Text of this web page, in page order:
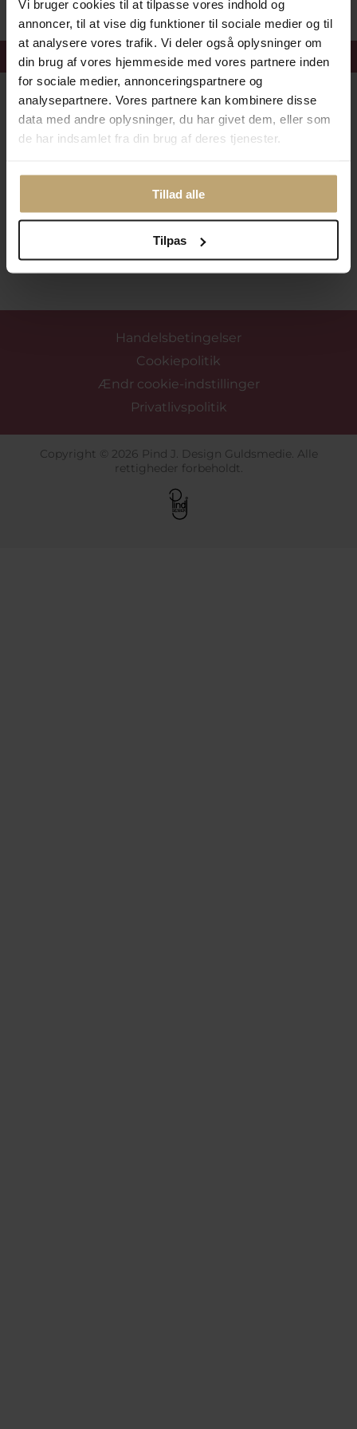
Vi bruger cookies til at tilpasse vores indhold og
annoncer, til at vise dig funktioner til sociale medier og til
at analysere vores trafik. Vi deler også oplysninger om
din brug af vores hjemmeside med vores partnere inden
for sociale medier, annonceringspartnere og
analysepartnere. Vores partnere kan kombinere disse
data med andre oplysninger, du har givet dem, eller som
de har indsamlet fra din brug af deres tjenester.
Tillad alle
Tilpas
Få 15%velkomstrabat
Følg med i vores nyhedsbrev
Læs mere her
Tilmeld mig nyhedsbrevet
Handelsbetingelser
Cookiepolitik
Ændr cookie-indstillinger
Privatlivspolitik
Copyright © 2026 Pind J. Design Guldsmedie. Alle
rettigheder forbeholdt.